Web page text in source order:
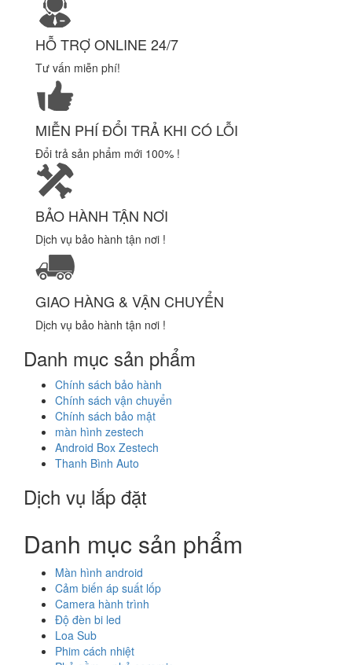
HỖ TRỢ ONLINE 24/7
Tư vấn miễn phí!
MIỄN PHÍ ĐỔI TRẢ KHI CÓ LỖI
Đổi trả sản phẩm mới 100% !
BẢO HÀNH TẬN NƠI
Dịch vụ bảo hành tận nơi !
GIAO HÀNG & VẬN CHUYỂN
Dịch vụ bảo hành tận nơi !
Danh mục sản phẩm
Chính sách bảo hành
Chính sách vận chuyển
Chính sách bảo mật
màn hình zestech
Android Box Zestech
Thanh Bình Auto
Dịch vụ lắp đặt
Danh mục sản phẩm
Màn hình android
Cảm biến áp suất lốp
Camera hành trình
Độ đèn bi led
Loa Sub
Phim cách nhiệt